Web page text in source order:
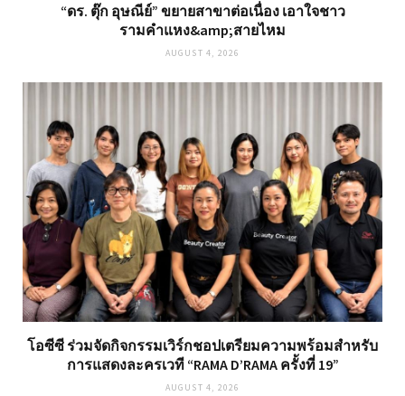
“ดร. ตุ๊ก อุษณีย์” ขยายสาขาต่อเนื่อง เอาใจชาว
รามคำแหง&amp;สายไหม
AUGUST 4, 2026
โอซีซี ร่วมจัดกิจกรรมเวิร์กชอปเตรียมความพร้อมสำหรับ
การแสดงละครเวที “RAMA D’RAMA ครั้งที่ 19”
AUGUST 4, 2026